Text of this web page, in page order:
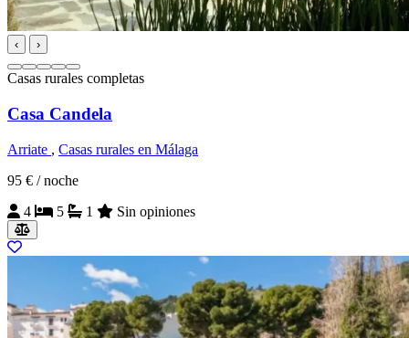
‹ ›
Casas rurales completas
Casa Candela
Arriate , Casas rurales en Málaga
95 € / noche
4
5 1 Sin opiniones